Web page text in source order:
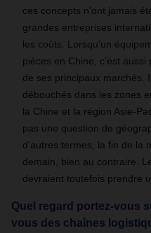
ces concepts n’ont jamais
grandes entreprises
les coûts. Lorsqu’un
pièces en Chine, c’est
de ses principaux marchés.
débouchés dans les zones
la Chine et la région Asie-
pas une question de
d’autres termes, la fin de la
demain, bien au contraire.
devraient toutefois prendre
Quel regard portez-vous
vous des chaînes